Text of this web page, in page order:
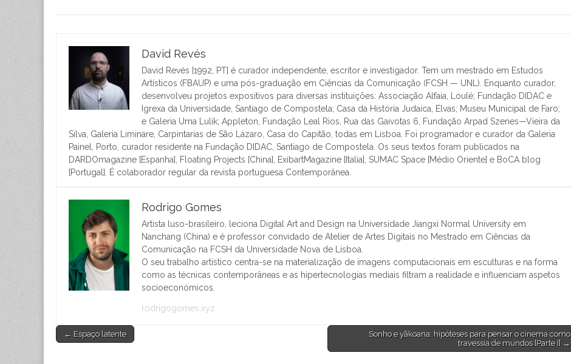
David Revés
David Revés [1992, PT] é curador independente, escritor e investigador. Tem um mestrado em Estudos
Artísticos (FBAUP) e uma pós-graduação em Ciências da Comunicação (FCSH — UNL). Enquanto curador,
desenvolveu projetos expositivos para diversas instituições: Associação Alfaia, Loulé; Fundação DIDAC e
Igrexa da Universidade, Santiago de Compostela; Casa da História Judaica, Elvas; Museu Municipal de Faro;
e Galeria Uma Lulik; Appleton, Fundação Leal Rios, Rua das Gaivotas 6, Fundação Arpad Szenes—Vieira da
Silva, Galeria Liminare, Carpintarias de São Lázaro, Casa do Capitão, todas em Lisboa. Foi programador e curador da Galeria
Painel, Porto, curador residente na Fundação DIDAC, Santiago de Compostela. Os seus textos foram publicados na
DARDOmagazine [Espanha], Floating Projects [China], ExibartMagazine [Italia], SUMAC Space [Médio Oriente] e BoCA blog
[Portugal]. É colaborador regular da revista portuguesa Contemporânea.
Rodrigo Gomes
Artista luso-brasileiro, leciona Digital Art and Design na Universidade Jiangxi Normal University em
Nanchang (China) e é professor convidado de Atelier de Artes Digitais no Mestrado em Ciências da
Comunicação na FCSH da Universidade Nova de Lisboa.
O seu trabalho artístico centra-se na materialização de imagens computacionais em esculturas e na forma
como as técnicas contemporâneas e as hipertecnologias mediais filtram a realidade e influenciam aspetos
socioeconómicos.
rodrigogomes.xyz
Post
← Espaço latente
Sonho e yãkoana: hipóteses para pensar o cinema como
travessia de mundos [Parte I] →